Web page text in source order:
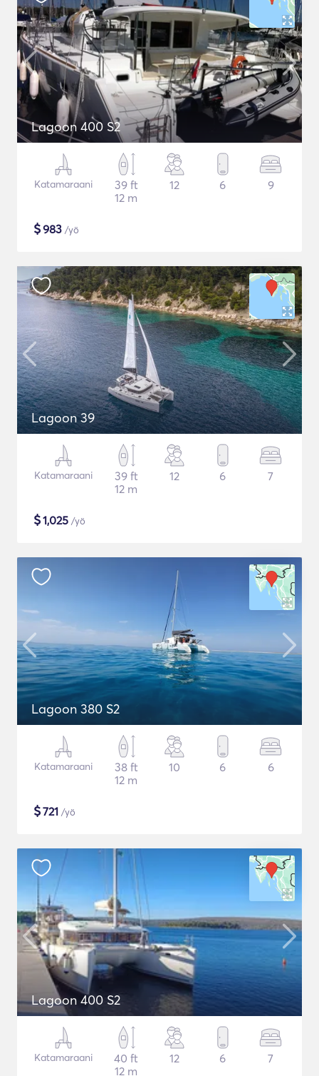
Lagoon 400 S2
Katamaraani
39 ft
12 m
12 6 9
$983 /yö
Lagoon 39
Katamaraani
39 ft
12 m
12 6 7
$1,025 /yö
Lagoon 380 S2
Katamaraani
38 ft
12 m
10 6 6
$721 /yö
Lagoon 400 S2
Katamaraani
40 ft
12 m
12 6 7